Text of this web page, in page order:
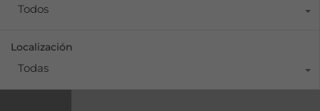
Todos
Localización
Todas